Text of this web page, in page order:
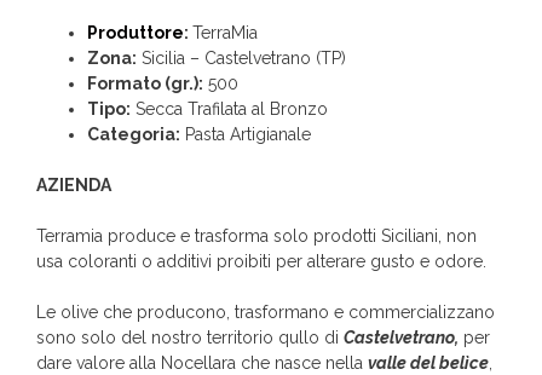
Produttore: TerraMia
Zona: Sicilia – Castelvetrano (TP)
Formato (gr.): 500
Tipo: Secca Trafilata al Bronzo
Categoria: Pasta Artigianale
AZIENDA
Terramia produce e trasforma solo prodotti Siciliani, non
usa coloranti o additivi proibiti per alterare gusto e odore.
Le olive che producono, trasformano e commercializzano
sono solo del nostro territorio qullo di Castelvetrano, per
dare valore alla Nocellara che nasce nella valle del belìce,